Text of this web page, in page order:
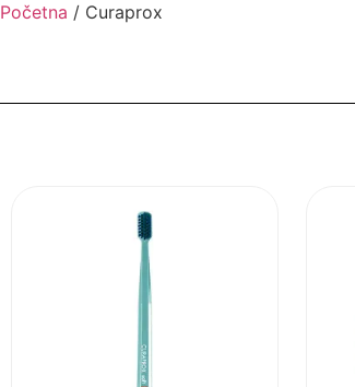
Početna / Curaprox